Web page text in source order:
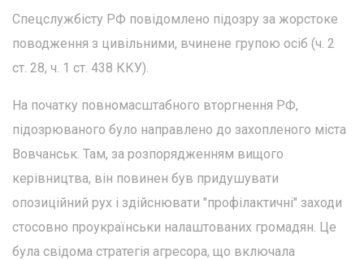
Спецслужбісту РФ повідомлено підозру за жорстоке
поводження з цивільними, вчинене групою осіб (ч. 2
ст. 28, ч. 1 ст. 438 ККУ).
На початку повномасштабного вторгнення РФ,
підозрюваного було направлено до захопленого міста
Вовчанськ. Там, за розпорядженням вищого
керівництва, він повинен був придушувати
опозиційний рух і здійснювати "профілактичні" заходи
стосовно проукраїнськи налаштованих громадян. Це
була свідома стратегія агресора, що включала